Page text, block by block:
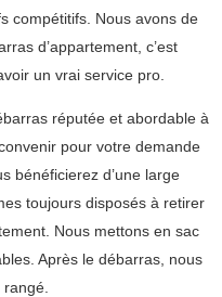
compétitifs. Nous avons de
d’appartement, c’est
un vrai service pro.
réputée et abordable à
pour votre demande
bénéficierez d’une large
toujours disposés à retirer
Nous mettons en sac
Après le débarras, nous